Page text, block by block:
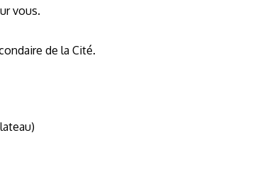
vous.
de la Cité.